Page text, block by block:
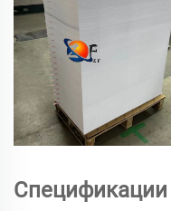
Спецификации